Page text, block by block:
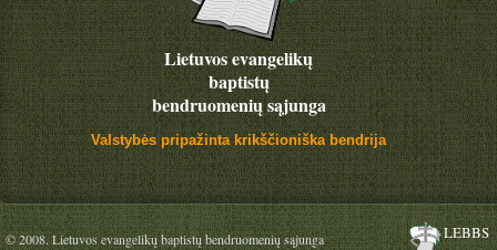
Lietuvos evangelikų
baptistų
bendruomenių sąjunga
Valstybės pripažinta krikščioniška bendrija
© 2008. Lietuvos evangelikų baptistų bendruomenių sąjunga LEBBS